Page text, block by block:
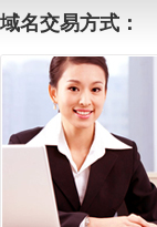
域名交易方式：